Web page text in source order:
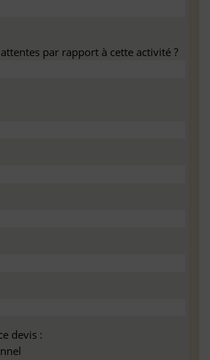
par rapport à cette activité ?
devis :